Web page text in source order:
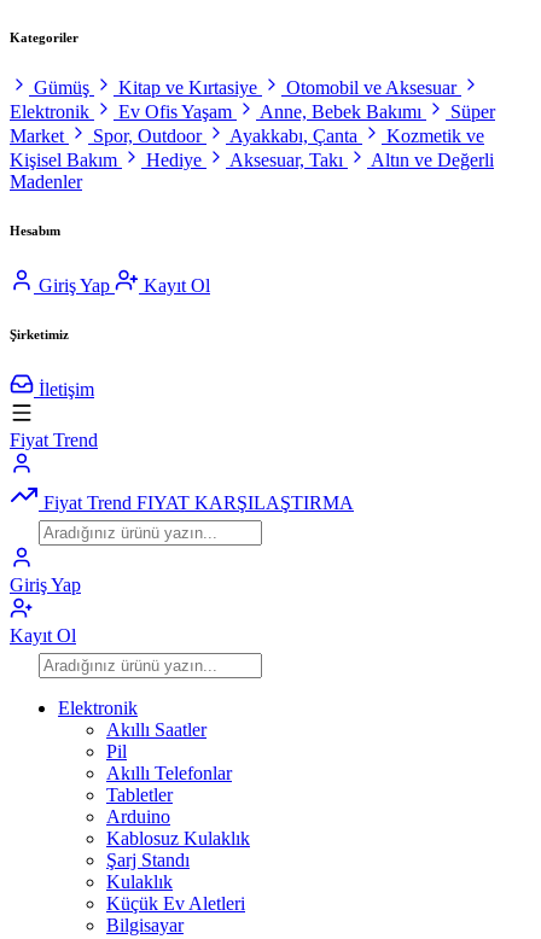
Kategoriler
Gümüş Kitap ve Kırtasiye
Otomobil ve Aksesuar
Elektronik
Ev Ofis Yaşam Anne, Bebek Bakımı
Süper
Market
Spor, Outdoor Ayakkabı, Çanta
Kozmetik ve
Kişisel Bakım
Hediye Aksesuar, Takı
Altın ve Değerli
Madenler
Hesabım
Giriş Yap Kayıt Ol
Şirketimiz
İletişim
Fiyat Trend
Fiyat Trend FIYAT KARŞILAŞTIRMA
Giriş Yap
Kayıt Ol
Elektronik
Akıllı Saatler
Pil
Akıllı Telefonlar
Tabletler
Arduino
Kablosuz Kulaklık
Şarj Standı
Kulaklık
Küçük Ev Aletleri
Bilgisayar